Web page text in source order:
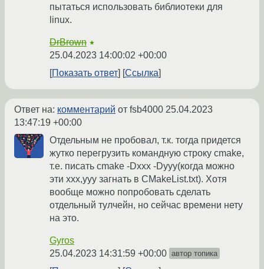
пытаться использовать библиотеки для
linux.
DrBrown ★
25.04.2023 14:00:02 +00:00
Показать ответ
Ссылка
Ответ на: комментарий от fsb4000 25.04.2023
13:47:19 +00:00
Отдельным не пробовал, т.к. тогда придется
жутко перегрузить командную строку cmake,
т.е. писать cmake -Dxxx -Dyyy(когда можно
эти xxx,yyy загнать в CMakeList.txt). Хотя
вообще можно попробовать сделать
отдельный тулчейн, но сейчас времени нету
на это.
Gyros
25.04.2023 14:31:59 +00:00 автор топика